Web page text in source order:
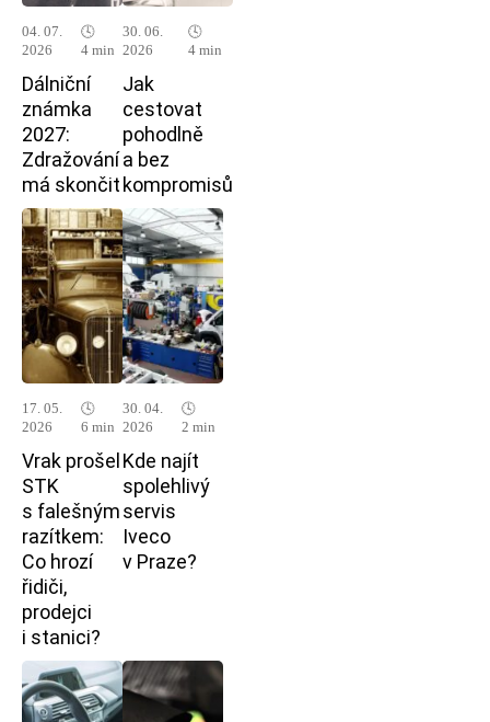
04. 07.
2026
🕓
4 min
Dálniční
známka
2027:
Zdražování
má skončit
30. 06.
2026
🕓
4 min
Jak
cestovat
pohodlně
a bez
kompromisů
17. 05.
2026
🕓
6 min
Vrak prošel
STK
s falešným
razítkem:
Co hrozí
řidiči,
prodejci
i stanici?
30. 04.
2026
🕓
2 min
Kde najít
spolehlivý
servis
Iveco
v Praze?